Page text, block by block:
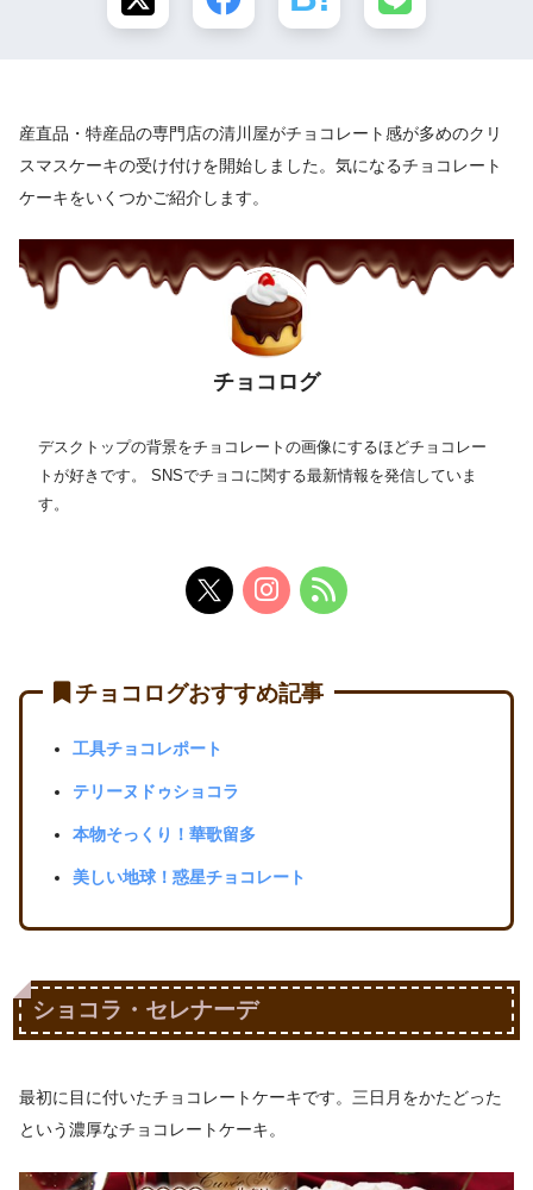
産直品・特産品の専門店の清川屋がチョコレート感が多めのクリ
スマスケーキの受け付けを開始しました。気になるチョコレート
ケーキをいくつかご紹介します。
チョコログ
デスクトップの背景をチョコレートの画像にするほどチョコレー
トが好きです。 SNSでチョコに関する最新情報を発信していま
す。
チョコログおすすめ記事
工具チョコレポート
テリーヌドゥショコラ
本物そっくり！華歌留多
美しい地球！惑星チョコレート
ショコラ・セレナーデ
最初に目に付いたチョコレートケーキです。三日月をかたどった
という濃厚なチョコレートケーキ。